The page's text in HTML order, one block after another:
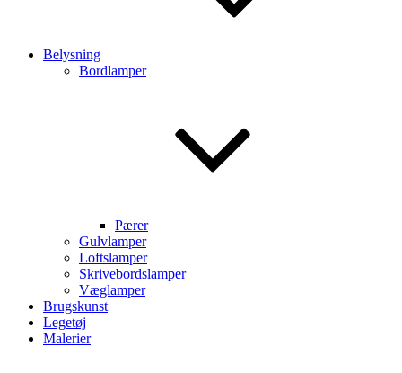
Belysning
Bordlamper
Pærer
Gulvlamper
Loftslamper
Skrivebordslamper
Væglamper
Brugskunst
Legetøj
Malerier